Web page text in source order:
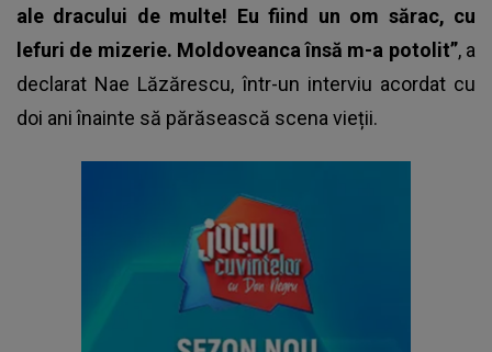
ale dracului de multe! Eu fiind un om sărac, cu
lefuri de mizerie. Moldoveanca însă m-a potolit”, a
declarat Nae Lăzărescu, într-un interviu acordat cu
doi ani înainte să părăsească scena vieții.